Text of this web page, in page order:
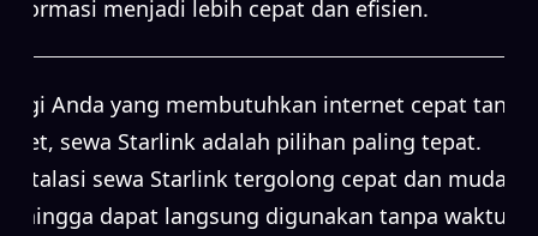
informasi menjadi lebih cepat dan efisien.
Bagi Anda yang membutuhkan internet cepat tanpa
ribet, sewa Starlink adalah pilihan paling tepat.
Instalasi sewa Starlink tergolong cepat dan mudah,
sehingga dapat langsung digunakan tanpa waktu